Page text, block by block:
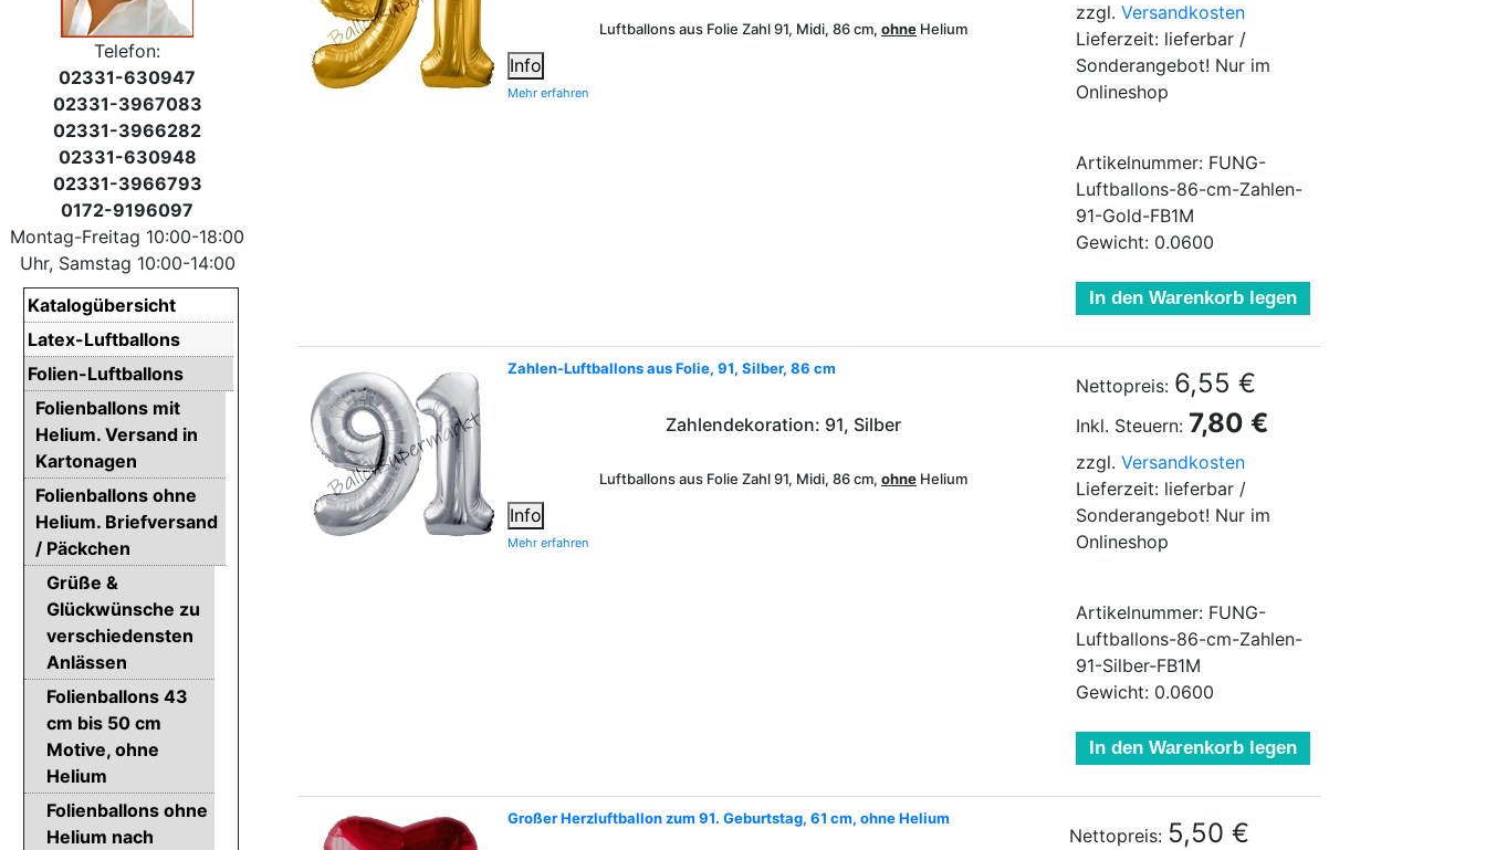
Luftballons aus Folie Zahl 91, Midi, 86 cm, ohne Helium
Info
Mehr erfahren
zzgl. Versandkosten
Lieferzeit: lieferbar /
Sonderangebot! Nur im
Onlineshop
Artikelnummer: FUNG-
Luftballons-86-cm-Zahlen-
91-Gold-FB1M
Gewicht: 0.0600
In den Warenkorb legen
Zahlen-Luftballons aus Folie, 91, Silber, 86 cm
Zahlendekoration: 91, Silber
Luftballons aus Folie Zahl 91, Midi, 86 cm, ohne Helium
Info
Mehr erfahren
Nettopreis: 6,55 €
Inkl. Steuern: 7,80 €
zzgl. Versandkosten
Lieferzeit: lieferbar /
Sonderangebot! Nur im
Onlineshop
Artikelnummer: FUNG-
Luftballons-86-cm-Zahlen-
91-Silber-FB1M
Gewicht: 0.0600
In den Warenkorb legen
Großer Herzluftballon zum 91. Geburtstag, 61 cm, ohne Helium
Nettopreis: 5,50 €
Telefon:
02331-630947
02331-3967083
02331-3966282
02331-630948
02331-3966793
0172-9196097
Montag-Freitag 10:00-18:00
Uhr, Samstag 10:00-14:00
Katalogübersicht
Latex-Luftballons
Folien-Luftballons
Folienballons mit
Helium. Versand in
Kartonagen
Folienballons ohne
Helium. Briefversand
/ Päckchen
Grüße &
Glückwünsche zu
verschiedensten
Anlässen
Folienballons 43
cm bis 50 cm
Motive, ohne
Helium
Folienballons ohne
Helium nach